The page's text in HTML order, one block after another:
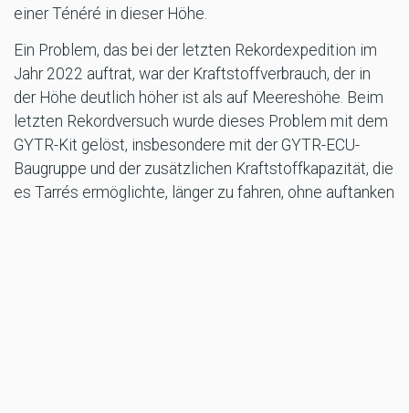
einer Ténéré in dieser Höhe.
Ein Problem, das bei der letzten Rekordexpedition im
Jahr 2022 auftrat, war der Kraftstoffverbrauch, der in
der Höhe deutlich höher ist als auf Meereshöhe. Beim
letzten Rekordversuch wurde dieses Problem mit dem
GYTR-Kit gelöst, insbesondere mit der GYTR-ECU-
Baugruppe und der zusätzlichen Kraftstoffkapazität, die
es Tarrés ermöglichte, länger zu fahren, ohne auftanken